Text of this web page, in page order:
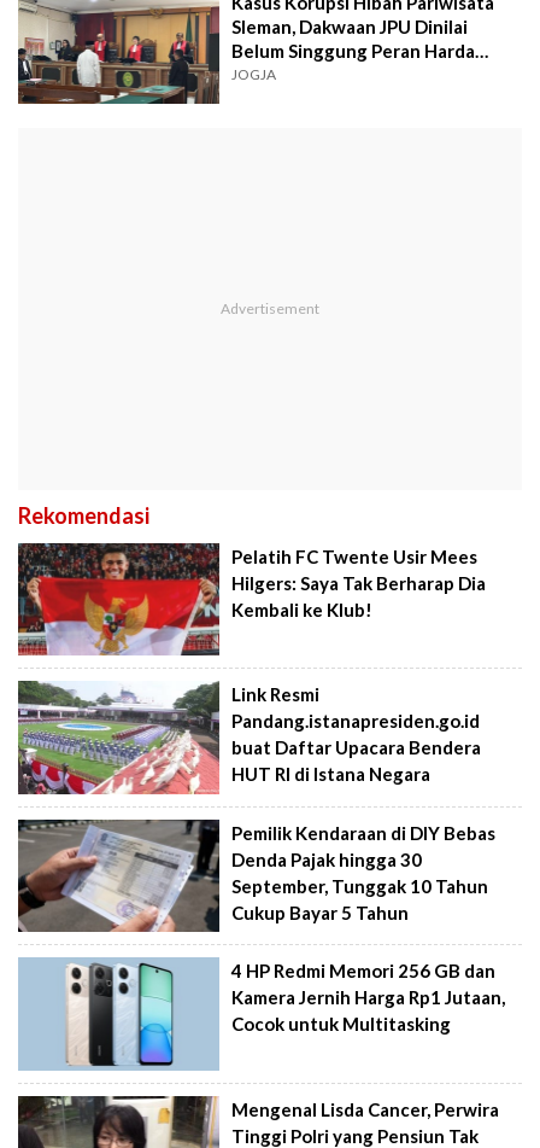
Sleman, Dakwaan JPU Dinilai
Belum Singgung Peran Harda
Kiswaya
JOGJA
Rekomendasi
Pelatih FC Twente Usir Mees
Hilgers: Saya Tak Berharap Dia
Kembali ke Klub!
Link Resmi
Pandang.istanapresiden.go.id
buat Daftar Upacara Bendera
HUT RI di Istana Negara
Pemilik Kendaraan di DIY Bebas
Denda Pajak hingga 30
September, Tunggak 10 Tahun
Cukup Bayar 5 Tahun
4 HP Redmi Memori 256 GB dan
Kamera Jernih Harga Rp1 Jutaan,
Cocok untuk Multitasking
Mengenal Lisda Cancer, Perwira
Tinggi Polri yang Pensiun Tak